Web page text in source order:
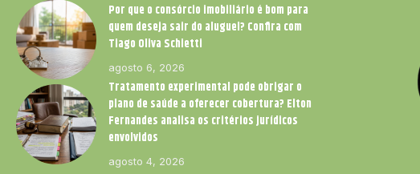
Por que o consórcio imobiliário é bom para
quem deseja sair do aluguel? Confira com
Tiago Oliva Schietti
agosto 6, 2026
Tratamento experimental pode obrigar o
plano de saúde a oferecer cobertura? Elton
Fernandes analisa os critérios jurídicos
envolvidos
agosto 4, 2026